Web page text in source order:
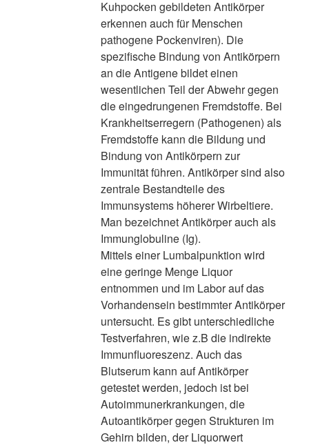
Kuhpocken gebildeten Antikörper
erkennen auch für Menschen
pathogene Pockenviren). Die
spezifische Bindung von Antikörpern
an die Antigene bildet einen
wesentlichen Teil der Abwehr gegen
die eingedrungenen Fremdstoffe. Bei
Krankheitserregern (Pathogenen) als
Fremdstoffe kann die Bildung und
Bindung von Antikörpern zur
Immunität führen. Antikörper sind also
zentrale Bestandteile des
Immunsystems höherer Wirbeltiere.
Man bezeichnet Antikörper auch als
Immunglobuline (Ig).
Mittels einer Lumbalpunktion wird
eine geringe Menge Liquor
entnommen und im Labor auf das
Vorhandensein bestimmter Antikörper
untersucht. Es gibt unterschiedliche
Testverfahren, wie z.B die indirekte
Immunfluoreszenz. Auch das
Blutserum kann auf Antikörper
getestet werden, jedoch ist bei
Autoimmunerkrankungen, die
Autoantikörper gegen Strukturen im
Gehirn bilden, der Liquorwert